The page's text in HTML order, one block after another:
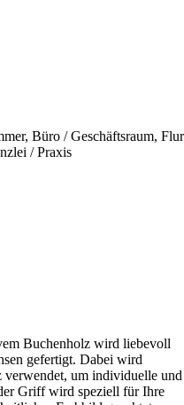
Büro / Geschäftsraum, Flur
/ Praxis
Buchenholz wird liebevoll
gefertigt. Dabei wird
verwendet, um individuelle und
Griff wird speziell für Ihre